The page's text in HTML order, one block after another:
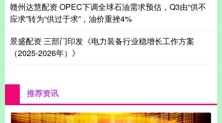
赣州达慧配资 OPEC下调全球石油需求预估，Q3由“供不
应求”转为“供过于求”，油价重挫4%
景盛配资 三部门印发《电力装备行业稳增长工作方案
（2025-2026年）》
推荐资讯